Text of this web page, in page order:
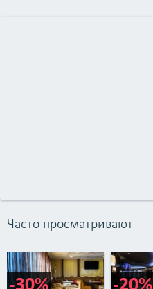
Часто просматривают
-30% -20%